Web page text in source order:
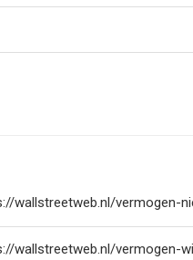
wallstreetweb.nl/vermogen-
wallstreetweb.nl/vermogen-